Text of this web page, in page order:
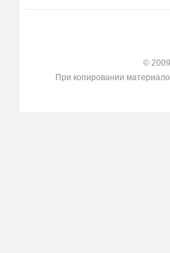
©
При копировании